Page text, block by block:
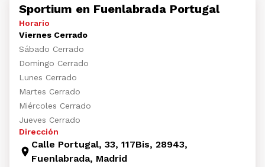
Sportium en Fuenlabrada Portugal
Horario
Viernes Cerrado
Sábado Cerrado
Domingo Cerrado
Lunes Cerrado
Martes Cerrado
Miércoles Cerrado
Jueves Cerrado
Dirección
Calle Portugal, 33, 117Bis, 28943,
Fuenlabrada, Madrid